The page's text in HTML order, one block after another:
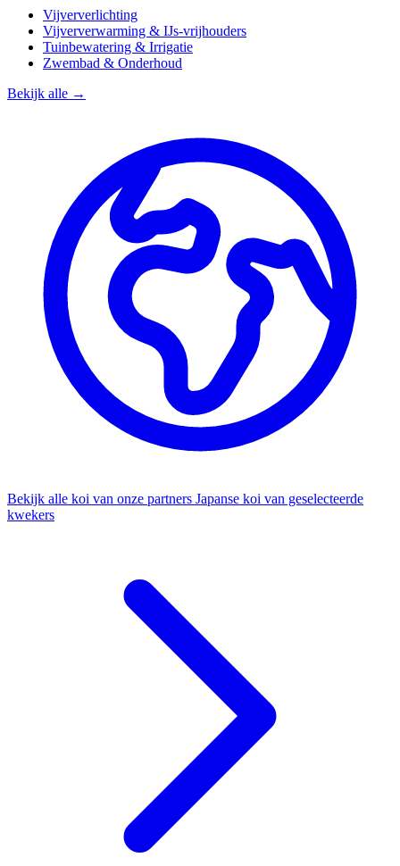
Vijververlichting
Vijververwarming & IJs-vrijhouders
Tuinbewatering & Irrigatie
Zwembad & Onderhoud
Bekijk alle →
Bekijk alle koi van onze partners Japanse koi van geselecteerde
kwekers